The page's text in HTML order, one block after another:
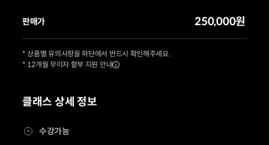
클래스 상세 정보
수강가능
판매가 250,000원
* 상품별 유의사항을 하단에서 반드시 확인해주세요.
* 12개월 무이자 할부 지원 안내